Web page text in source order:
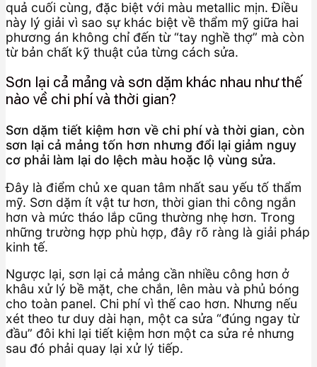
quả cuối cùng, đặc biệt với màu metallic mịn. Điều
này lý giải vì sao sự khác biệt về thẩm mỹ giữa hai
phương án không chỉ đến từ “tay nghề thợ” mà còn
từ bản chất kỹ thuật của từng cách sửa.
Sơn lại cả mảng và sơn dặm khác nhau như thế
nào về chi phí và thời gian?
Sơn dặm tiết kiệm hơn về chi phí và thời gian, còn
sơn lại cả mảng tốn hơn nhưng đổi lại giảm nguy
cơ phải làm lại do lệch màu hoặc lộ vùng sửa.
Đây là điểm chủ xe quan tâm nhất sau yếu tố thẩm
mỹ. Sơn dặm ít vật tư hơn, thời gian thi công ngắn
hơn và mức tháo lắp cũng thường nhẹ hơn. Trong
những trường hợp phù hợp, đây rõ ràng là giải pháp
kinh tế.
Ngược lại, sơn lại cả mảng cần nhiều công hơn ở
khâu xử lý bề mặt, che chắn, lên màu và phủ bóng
cho toàn panel. Chi phí vì thế cao hơn. Nhưng nếu
xét theo tư duy dài hạn, một ca sửa “đúng ngay từ
đầu” đôi khi lại tiết kiệm hơn một ca sửa rẻ nhưng
sau đó phải quay lại xử lý tiếp.